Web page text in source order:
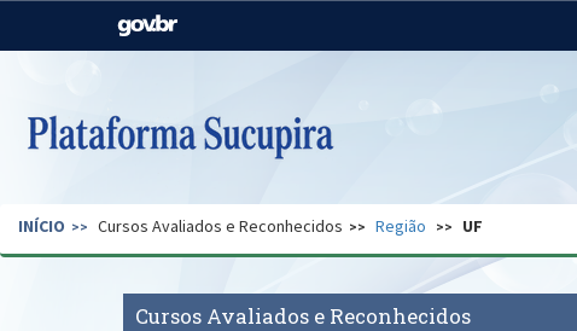
Casa Civil
Pecuária e Abastecimento
Secretaria de Governo Gabinete de Segurança
INÍCIO Cursos Avaliados e Reconhecidos Região UF
Cursos Avaliados e Reconhecidos